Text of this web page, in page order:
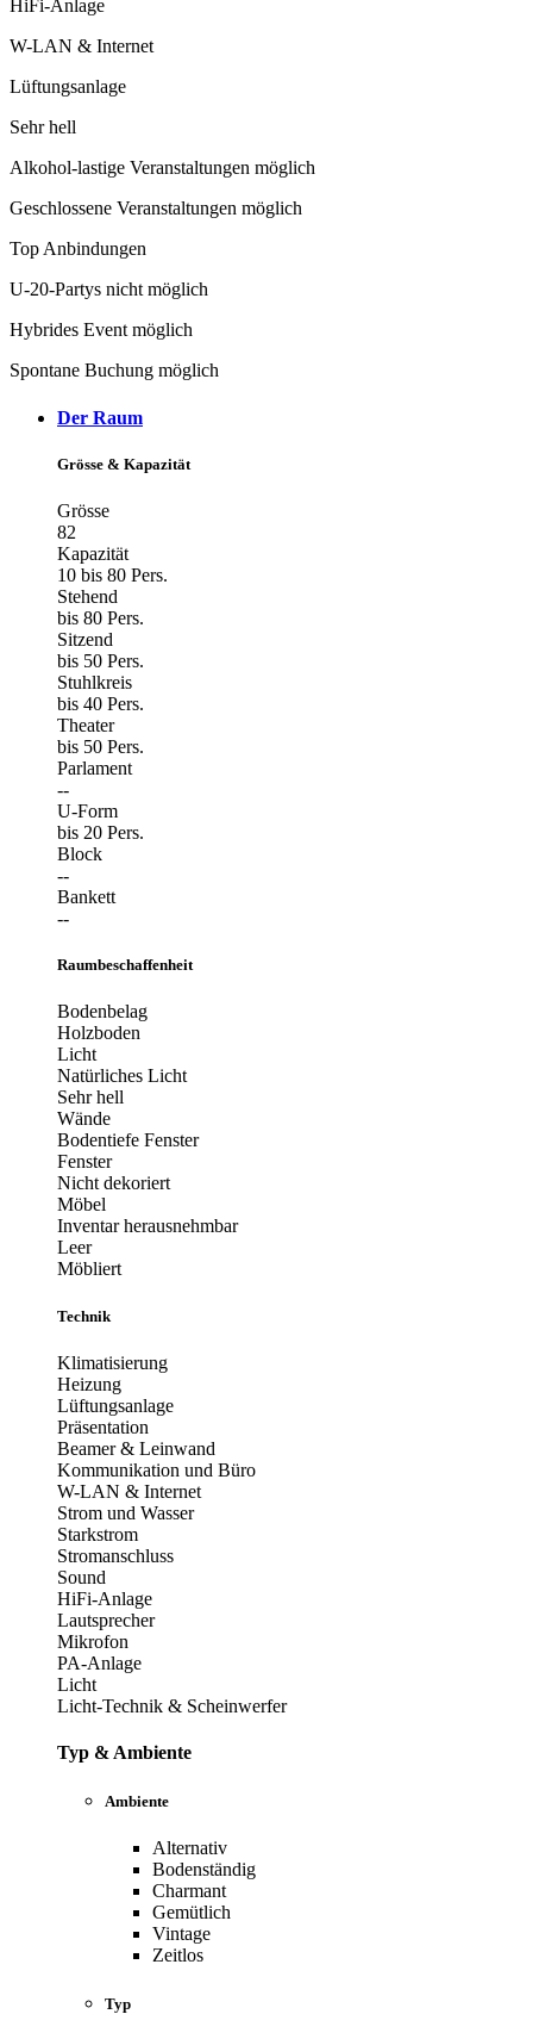
HiFi-Anlage
W-LAN & Internet
Lüftungsanlage
Sehr hell
Alkohol-lastige Veranstaltungen möglich
Geschlossene Veranstaltungen möglich
Top Anbindungen
U-20-Partys nicht möglich
Hybrides Event möglich
Spontane Buchung möglich
Der Raum
Grösse & Kapazität
Grösse
82
Kapazität
10 bis 80 Pers.
Stehend
bis 80 Pers.
Sitzend
bis 50 Pers.
Stuhlkreis
bis 40 Pers.
Theater
bis 50 Pers.
Parlament
--
U-Form
bis 20 Pers.
Block
--
Bankett
--
Raumbeschaffenheit
Bodenbelag
Holzboden
Licht
Natürliches Licht
Sehr hell
Wände
Bodentiefe Fenster
Fenster
Nicht dekoriert
Möbel
Inventar herausnehmbar
Leer
Möbliert
Technik
Klimatisierung
Heizung
Lüftungsanlage
Präsentation
Beamer & Leinwand
Kommunikation und Büro
W-LAN & Internet
Strom und Wasser
Starkstrom
Stromanschluss
Sound
HiFi-Anlage
Lautsprecher
Mikrofon
PA-Anlage
Licht
Licht-Technik & Scheinwerfer
Typ & Ambiente
Ambiente
Alternativ
Bodenständig
Charmant
Gemütlich
Vintage
Zeitlos
Typ